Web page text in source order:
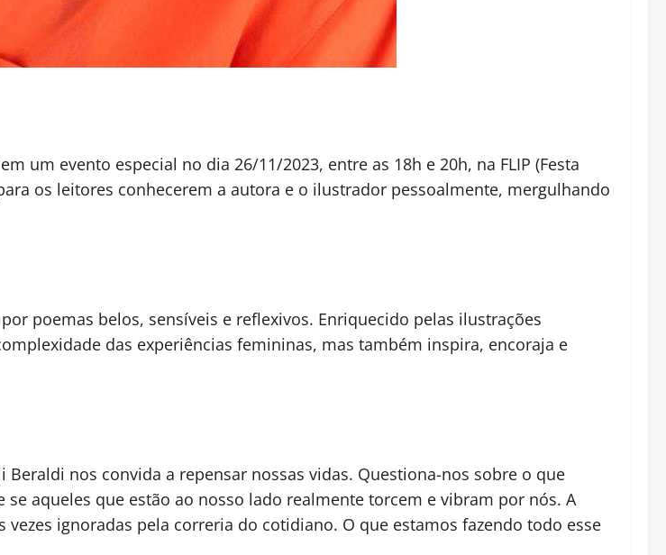
um evento especial no dia 26/11/2023, entre as 18h e 20h, na FLIP (Festa
os leitores conhecerem a autora e o ilustrador pessoalmente, mergulhando
poemas belos, sensíveis e reflexivos. Enriquecido pelas ilustrações
das experiências femininas, mas também inspira, encoraja e
nos convida a repensar nossas vidas. Questiona-nos sobre o que
aqueles que estão ao nosso lado realmente torcem e vibram por nós. A
ignoradas pela correria do cotidiano. O que estamos fazendo todo esse